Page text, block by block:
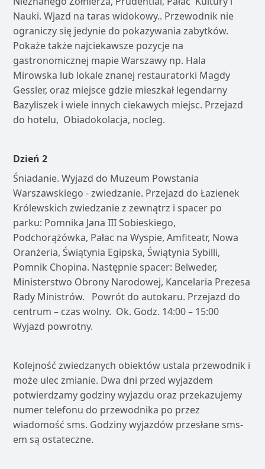
Nauki. Wjazd na taras widokowy.. Przewodnik nie
ograniczy się jedynie do pokazywania zabytków.
Pokaże także najciekawsze pozycje na
gastronomicznej mapie Warszawy np. Hala
Mirowska lub lokale znanej restauratorki Magdy
Gessler, oraz miejsce gdzie mieszkał legendarny
Bazyliszek i wiele innych ciekawych miejsc. Przejazd
do hotelu, Obiadokolacja, nocleg.
Dzień 2
Śniadanie. Wyjazd do Muzeum Powstania
Warszawskiego - zwiedzanie. Przejazd do Łazienek
Królewskich zwiedzanie z zewnątrz i spacer po
parku: Pomnika Jana III Sobieskiego,
Podchorążówka, Pałac na Wyspie, Amfiteatr, Nowa
Oranżeria, Świątynia Egipska, Świątynia Sybilli,
Pomnik Chopina. Następnie spacer: Belweder,
Ministerstwo Obrony Narodowej, Kancelaria Prezesa
Rady Ministrów. Powrót do autokaru. Przejazd do
centrum – czas wolny. Ok. Godz. 14:00 – 15:00
Wyjazd powrotny.
Kolejność zwiedzanych obiektów ustala przewodnik i
może ulec zmianie. Dwa dni przed wyjazdem
potwierdzamy godziny wyjazdu oraz przekazujemy
numer telefonu do przewodnika po przez
wiadomość sms. Godziny wyjazdów przesłane sms-
em są ostateczne.